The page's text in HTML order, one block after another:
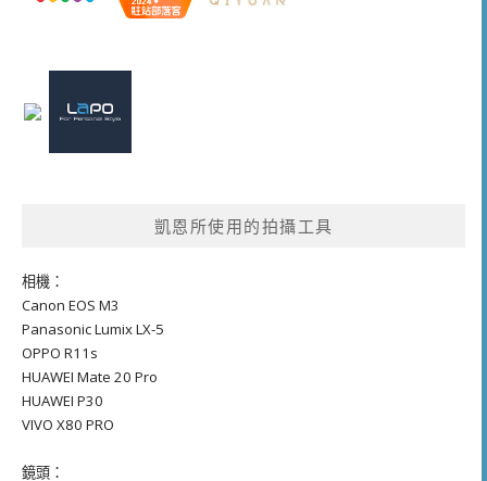
凱恩所使用的拍攝工具
相機：
Canon EOS M3
Panasonic Lumix LX-5
OPPO R11s
HUAWEI Mate 20 Pro
HUAWEI P30
VIVO X80 PRO
鏡頭：